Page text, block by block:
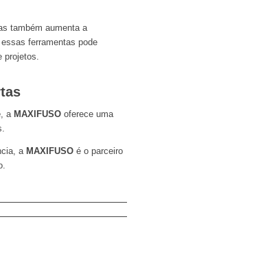
também aumenta a
ferramentas pode
projetos.
a MAXIFUSOoferece uma
a MAXIFUSOé o parceiro